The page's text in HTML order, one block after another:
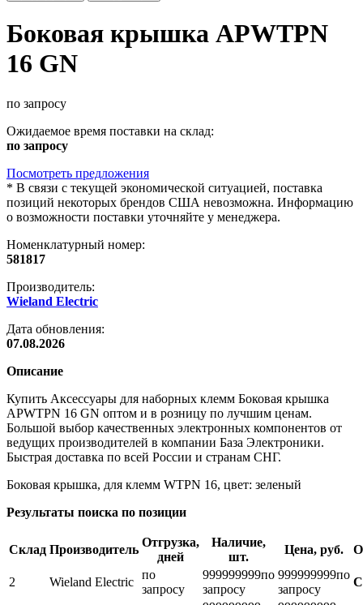
Боковая крышка APWTPN
16 GN
по запросу
Ожидаемое время поставки на склад:
по запросу
Посмотреть предложения
* В связи с текущей экономической ситуацией, поставка
позиций некоторых брендов США невозможна. Информацию
о возможности поставки уточняйте у менеджера.
Номенклатурный номер:
581817
Производитель:
Wieland Electric
Дата обновления:
07.08.2026
Описание
Купить Аксессуары для наборных клемм Боковая крышка
APWTPN 16 GN оптом и в розницу по лучшим ценам.
Большой выбор качественных электронных компонентов от
ведущих производителей в компании База Электроники.
Быстрая доставка по всей России и странам СНГ.
Боковая крышка, для клемм WTPN 16, цвет: зеленый
Результаты поиска по позиции
Склад Производитель
Отгрузка,
дней
Наличие,
шт.
Цена, руб.
2 Wieland Electric
по
запросу
999999999по
запросу
999999999по
запросу